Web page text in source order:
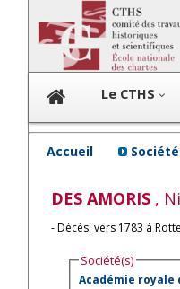
Le CTHS
Accueil
DES AMORIS ,
- Décès: vers 1783 à
Société(s)
Académie royale